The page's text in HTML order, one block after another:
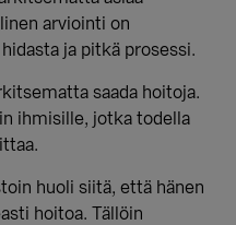
arviointi on
ja pitkä prosessi.
saada hoitoja.
ihmisille, jotka todella
huoli siitä, että hänen
hoitoa. Tällöin